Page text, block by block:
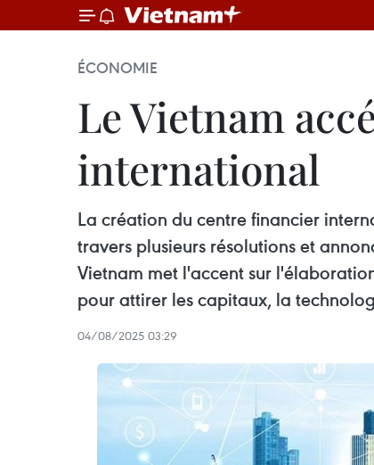
ÉCONOMIE
Le Vietnam
international
La création du centre financier
travers plusieurs résolutions et
Vietnam met l'accent sur
pour attirer les capitaux, la
04/08/2025 03:29